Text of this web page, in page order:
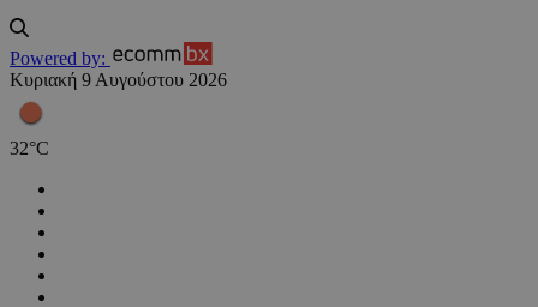
Powered by:
Κυριακή 9 Αυγούστου 2026
32°C